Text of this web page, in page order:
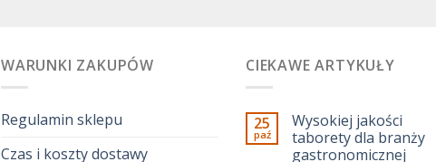
WARUNKI ZAKUPÓW
Regulamin sklepu
Czas i koszty dostawy
CIEKAWE ARTYKUŁY
25
paź
Wysokiej jakości
taborety dla branży
gastronomicznej